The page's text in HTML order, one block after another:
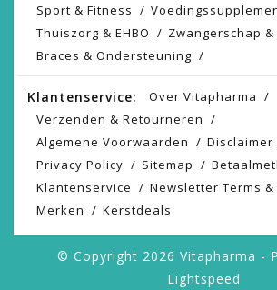
Sport & Fitness
Thuiszorg & EHBO
Zwangerschap &
Braces & Ondersteuning
Klantenservice:
Over Vitapharma
Verzenden & Retourneren
Algemene Voorwaarden
Disclaimer
Privacy Policy
Sitemap
Klantenservice
Newsletter Terms
Merken
Kerstdeals
© Copyright 2026 Vitapharma -
Lightspeed